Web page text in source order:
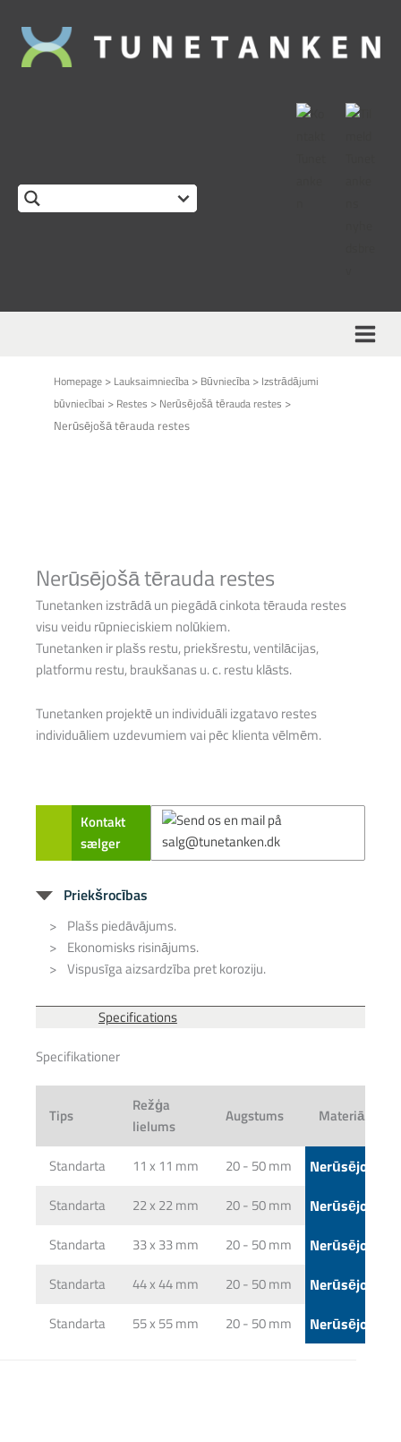
Homepage > Lauksaimniecība > Būvniecība > Izstrādājumi
būvniecībai > Restes > Nerūsējošā tērauda restes >
Nerūsējošā tērauda restes
Nerūsējošā tērauda restes
Tunetanken izstrādā un piegādā cinkota tērauda restes
visu veidu rūpnieciskiem nolūkiem.
Tunetanken ir plašs restu, priekšrestu, ventilācijas,
platformu restu, braukšanas u. c. restu klāsts.
Tunetanken projektē un individuāli izgatavo restes
individuāliem uzdevumiem vai pēc klienta vēlmēm.
Kontakt
sælger
Priekšrocības
Plašs piedāvājums.
Ekonomisks risinājums.
Vispusīga aizsardzība pret koroziju.
Specifications
Specifikationer
Tips
Režģa
lielums
Augstums Materiāls
Standarta 11 x 11 mm 20 - 50 mm Nerūsējošais
Standarta 22 x 22 mm 20 - 50 mm Nerūsējošais
Standarta 33 x 33 mm 20 - 50 mm Nerūsējošais
Standarta 44 x 44 mm 20 - 50 mm Nerūsējošais
Standarta 55 x 55 mm 20 - 50 mm Nerūsējošais